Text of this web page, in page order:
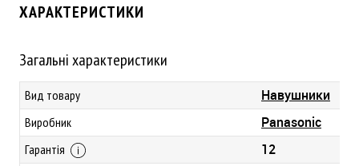
ХАРАКТЕРИСТИКИ
Загальні характеристики
Вид товару Навушники
Виробник Panasonic
Гарантія 12